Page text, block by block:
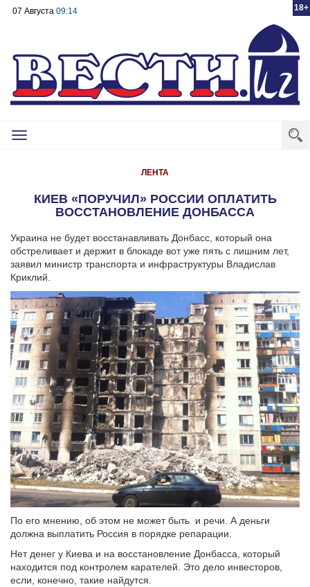
18+
07 Августа 09:14
Toggle
ЛЕНТА
КИЕВ «ПОРУЧИЛ» РОССИИ ОПЛАТИТЬ
ВОССТАНОВЛЕНИЕ ДОНБАССА
Украина не будет восстанавливать Донбасс, который она
обстреливает и держит в блокаде вот уже пять с лишним лет,
заявил министр транспорта и инфраструктуры Владислав
Криклий.
По его мнению, об этом не может быть и речи. А деньги
должна выплатить Россия в порядке репарации.
Нет денег у Киева и на восстановление Донбасса, который
находится под контролем карателей. Это дело инвесторов,
если, конечно, такие найдутся.